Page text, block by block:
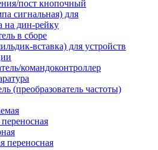
пост кнопочный
сигнальная) для
на дин-рейку
в сборе
вставка) для устройств
командоконтроллер
(преобразователь частоты)
переносная